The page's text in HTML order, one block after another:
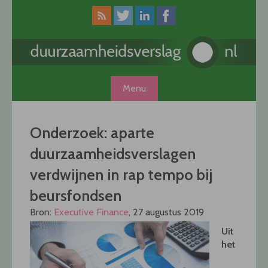
Menu
Onderzoek: aparte
duurzaamheidsverslagen
verdwijnen in rap tempo bij
beursfondsen
Bron: Executive Finance, 27 augustus 2019
Uit
het